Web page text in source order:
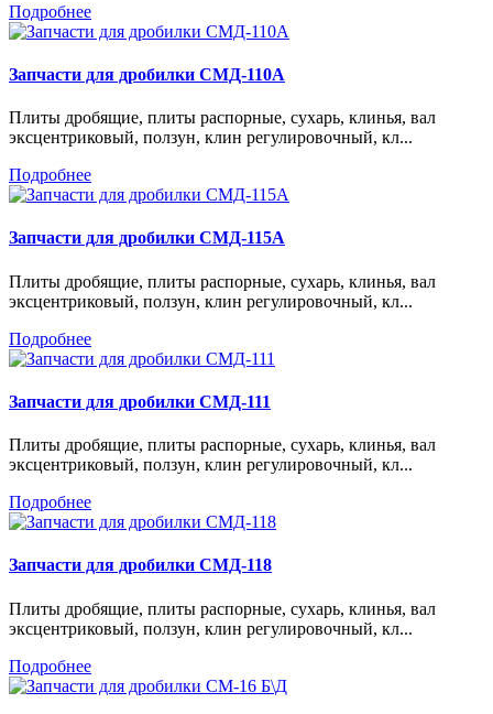
Подробнее
Запчасти для дробилки СМД-110А
Плиты дробящие, плиты распорные, сухарь, клинья, вал
эксцентриковый, ползун, клин регулировочный, кл...
Подробнее
Запчасти для дробилки СМД-115А
Плиты дробящие, плиты распорные, сухарь, клинья, вал
эксцентриковый, ползун, клин регулировочный, кл...
Подробнее
Запчасти для дробилки СМД-111
Плиты дробящие, плиты распорные, сухарь, клинья, вал
эксцентриковый, ползун, клин регулировочный, кл...
Подробнее
Запчасти для дробилки СМД-118
Плиты дробящие, плиты распорные, сухарь, клинья, вал
эксцентриковый, ползун, клин регулировочный, кл...
Подробнее